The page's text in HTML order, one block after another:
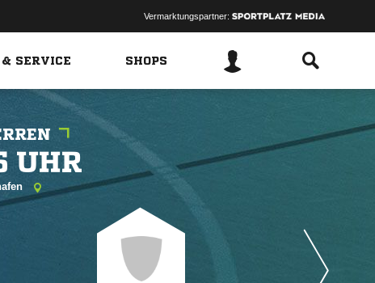
Vermarktungspartner:
SERVICE SHOPS
